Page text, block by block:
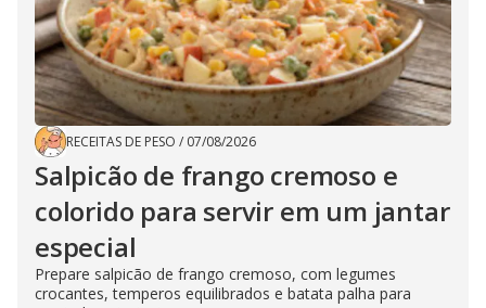
RECEITAS DE PESO / 07/08/2026
Salpicão de frango cremoso e
colorido para servir em um jantar
especial
Prepare salpicão de frango cremoso, com legumes
crocantes, temperos equilibrados e batata palha para